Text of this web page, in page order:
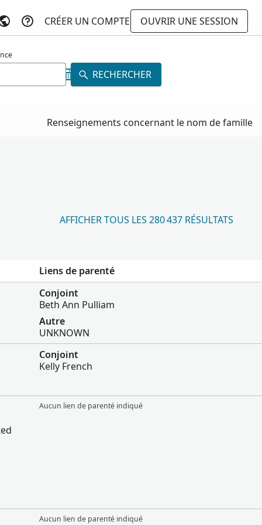
CRÉER UN COMPTE
OUVRIR UNE SESSION
RECHERCHER
Renseignements concernant le nom de famille
AFFICHER TOUS LES 280 437 RÉSULTATS
Liens de parenté
Conjoint
Beth Ann Pulliam
Autre
UNKNOWN
Conjoint
Kelly French
Aucun lien de parenté indiqué
Aucun lien de parenté indiqué